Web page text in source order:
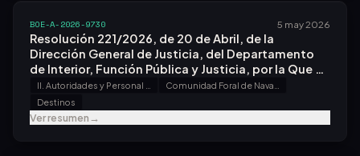
Administración de Justicia, Convocado por Orden
Pjc/1253/2025, de 27 de Octubre.
BOE-A-2026-9730 5 may 2026
Resolución 221/2026, de 20 de Abril, de la
Dirección General de Justicia, del Departamento
de Interior, Función Pública y Justicia, por la Que Se
Resuelve Definitivamente el Concurso de Traslados
Entre Personal Funcionario de los Cuerpos y
Escalas de Gestión Procesal y Administrativa,
Tramitación Procesal y Administrativa y Auxilio
Destinos
Ver resumen→